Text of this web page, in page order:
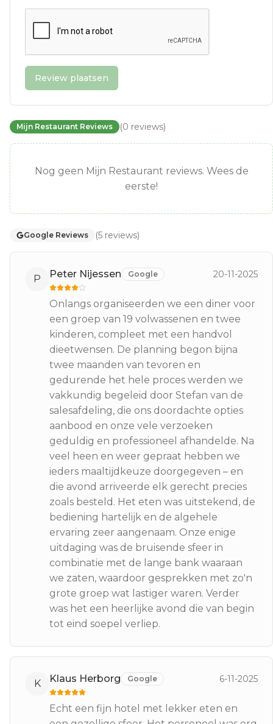
Review plaatsen
Mijn Restaurant Reviews (0 reviews)
Nog geen Mijn Restaurant reviews. Wees de
eerste!
Google Reviews (5 reviews)
P Peter Nijessen Google 20-11-2025
Onlangs organiseerden we een diner voor
een groep van 19 volwassenen en twee
kinderen, compleet met een handvol
dieetwensen. De planning begon bijna
twee maanden van tevoren en
gedurende het hele proces werden we
vakkundig begeleid door Stefan van de
salesafdeling, die ons doordachte opties
aanbood en onze vele verzoeken
geduldig en professioneel afhandelde. Na
veel heen en weer gepraat hebben we
ieders maaltijdkeuze doorgegeven – en
die avond arriveerde elk gerecht precies
zoals besteld. Het eten was uitstekend, de
bediening hartelijk en de algehele
ervaring zeer aangenaam. Onze enige
uitdaging was de bruisende sfeer in
combinatie met de lange bank waaraan
we zaten, waardoor gesprekken met zo'n
grote groep wat lastiger waren. Verder
was het een heerlijke avond die van begin
tot eind soepel verliep.
K Klaus Herborg Google 6-11-2025
Echt een fijn hotel met lekker eten en